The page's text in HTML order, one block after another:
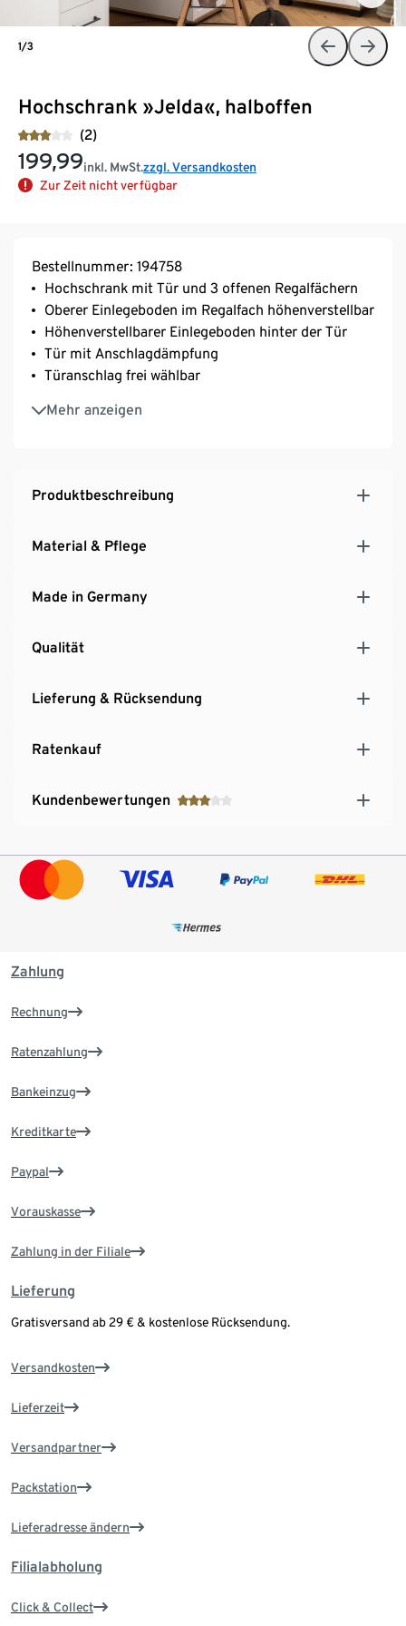
Hochschrank »Jelda«, halboffen
(2)
199,99inkl. MwSt.zzgl. Versandkosten
Zur Zeit nicht verfügbar
1/3
Bestellnummer: 194758
Hochschrank mit Tür und 3 offenen Regalfächern
Oberer Einlegeboden im Regalfach höhenverstellbar
Höhenverstellbarer Einlegeboden hinter der Tür
Tür mit Anschlagdämpfung
Türanschlag frei wählbar
Mehr anzeigen
Eiche-Landhaus-Dekor mit fühlbarer Holzstruktur
Hersteller: Schildmeyer
Produktbeschreibung
Material & Pflege
Made in Germany
Qualität
Lieferung & Rücksendung
Ratenkauf
Kundenbewertungen
Zahlung
Rechnung
Ratenzahlung
Bankeinzug
Kreditkarte
Paypal
Vorauskasse
Zahlung in der Filiale
Lieferung
Gratisversand ab 29 € & kostenlose Rücksendung.
Versandkosten
Lieferzeit
Versandpartner
Packstation
Lieferadresse ändern
Filialabholung
Click & Collect